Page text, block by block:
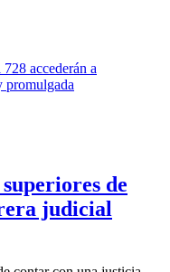
de
judicial